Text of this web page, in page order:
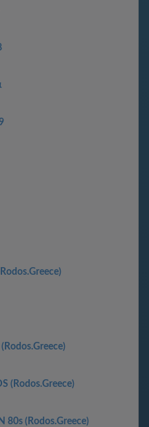
(Rodos.Greece)
80s (Rodos.Greece)